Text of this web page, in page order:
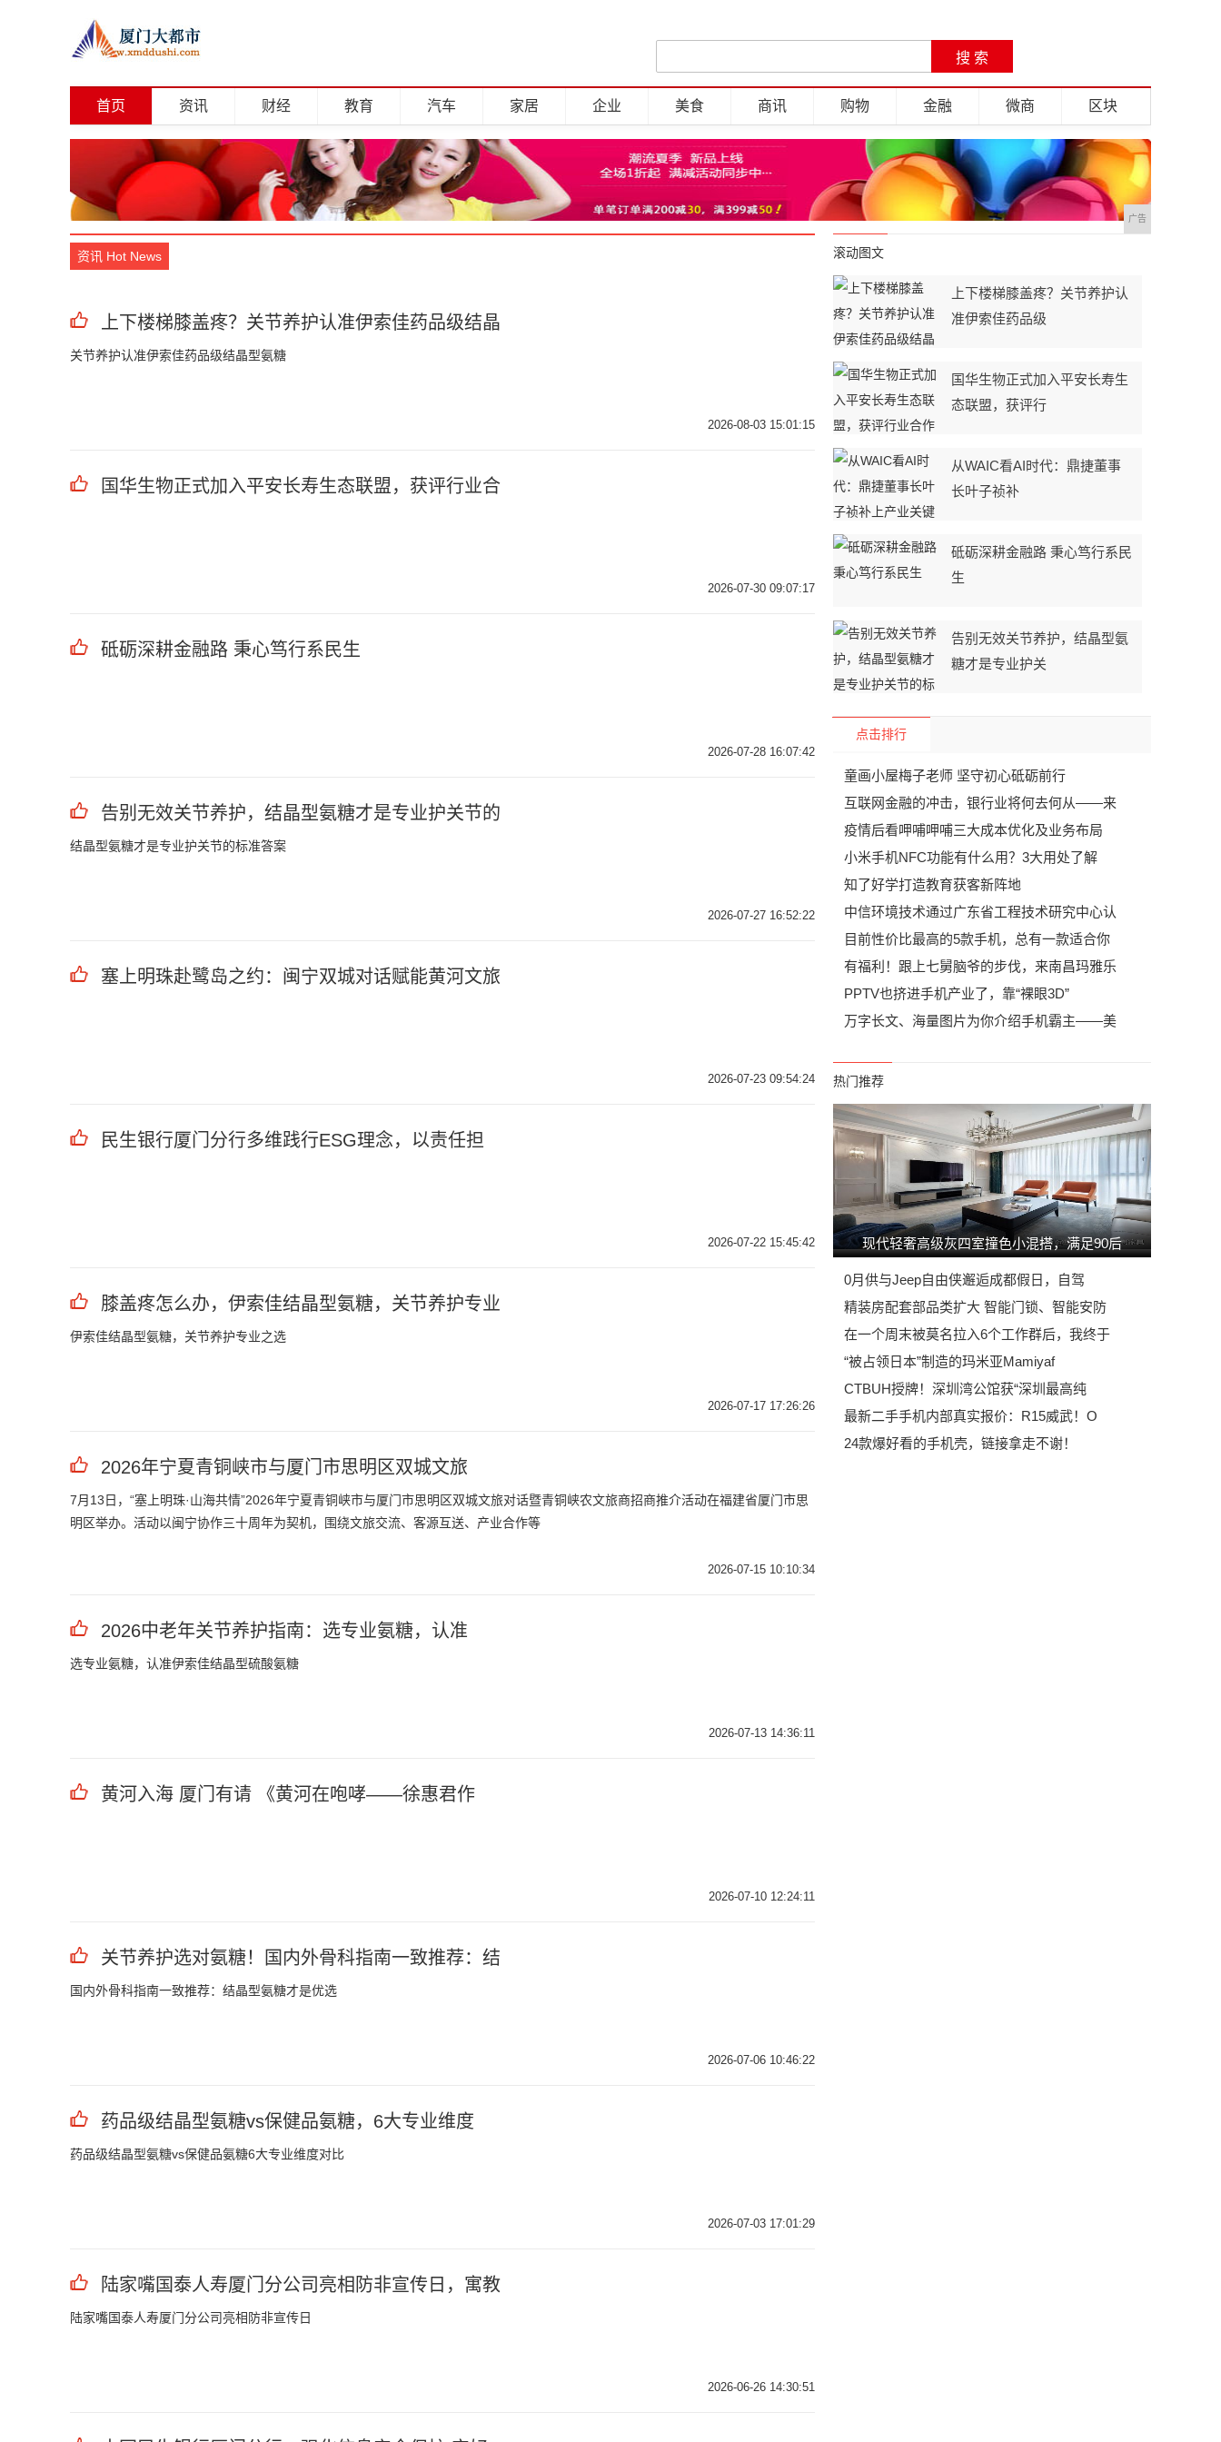
首页 资讯 财经 教育 汽车 家居 企业 美食 商讯 购物 金融 微商 区块
广告
资讯 Hot News
上下楼梯膝盖疼？关节养护认准伊索佳药品级结晶
关节养护认准伊索佳药品级结晶型氨糖
2026-08-03 15:01:15
国华生物正式加入平安长寿生态联盟，获评行业合
2026-07-30 09:07:17
砥砺深耕金融路 秉心笃行系民生
2026-07-28 16:07:42
告别无效关节养护，结晶型氨糖才是专业护关节的
结晶型氨糖才是专业护关节的标准答案
2026-07-27 16:52:22
塞上明珠赴鹭岛之约：闽宁双城对话赋能黄河文旅
2026-07-23 09:54:24
民生银行厦门分行多维践行ESG理念，以责任担
2026-07-22 15:45:42
膝盖疼怎么办，伊索佳结晶型氨糖，关节养护专业
伊索佳结晶型氨糖，关节养护专业之选
2026-07-17 17:26:26
2026年宁夏青铜峡市与厦门市思明区双城文旅
7月13日，“塞上明珠·山海共情”2026年宁夏青铜峡市与厦门市思明区双城文旅对话暨青铜峡农文旅商招商推介活动在福建省厦门市思
明区举办。活动以闽宁协作三十周年为契机，围绕文旅交流、客源互送、产业合作等
2026-07-15 10:10:34
2026中老年关节养护指南：选专业氨糖，认准
选专业氨糖，认准伊索佳结晶型硫酸氨糖
2026-07-13 14:36:11
黄河入海 厦门有请 《黄河在咆哮——徐惠君作
2026-07-10 12:24:11
关节养护选对氨糖！国内外骨科指南一致推荐：结
国内外骨科指南一致推荐：结晶型氨糖才是优选
2026-07-06 10:46:22
药品级结晶型氨糖vs保健品氨糖，6大专业维度
药品级结晶型氨糖vs保健品氨糖6大专业维度对比
2026-07-03 17:01:29
陆家嘴国泰人寿厦门分公司亮相防非宣传日，寓教
陆家嘴国泰人寿厦门分公司亮相防非宣传日
2026-06-26 14:30:51
滚动图文
上下楼梯膝盖疼？关节养护认
准伊索佳药品级
国华生物正式加入平安长寿生
态联盟，获评行
从WAIC看AI时代：鼎捷董事
长叶子祯补
砥砺深耕金融路 秉心笃行系民
生
告别无效关节养护，结晶型氨
糖才是专业护关
点击排行
童画小屋梅子老师 坚守初心砥砺前行
互联网金融的冲击，银行业将何去何从——来
疫情后看呷哺呷哺三大成本优化及业务布局
小米手机NFC功能有什么用？3大用处了解
知了好学打造教育获客新阵地
中信环境技术通过广东省工程技术研究中心认
目前性价比最高的5款手机，总有一款适合你
有福利！跟上七舅脑爷的步伐，来南昌玛雅乐
PPTV也挤进手机产业了，靠“裸眼3D”
万字长文、海量图片为你介绍手机霸主——美
热门推荐
现代轻奢高级灰四室撞色小混搭，满足90后
0月供与Jeep自由侠邂逅成都假日，自驾
精装房配套部品类扩大 智能门锁、智能安防
在一个周末被莫名拉入6个工作群后，我终于
“被占领日本”制造的玛米亚Mamiyaf
CTBUH授牌！深圳湾公馆获“深圳最高纯
最新二手手机内部真实报价：R15威武！O
24款爆好看的手机壳，链接拿走不谢！